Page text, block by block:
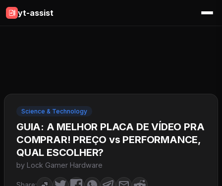
yt-assist
Science & Technology
GUIA: A MELHOR PLACA DE VÍDEO PRA
COMPRAR! PREÇO vs PERFORMANCE,
QUAL ESCOLHER?
by Lock Gamer Hardware